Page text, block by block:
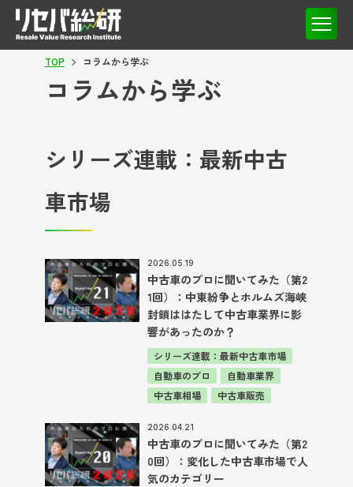
TOP コラムから学ぶ
コラムから学ぶ
シリーズ連載：最新中古
車市場
2026.05.19
中古車のプロに聞いてみた（第2
1回）：中東紛争とホルムズ海峡
封鎖ははたして中古車業界に影
響があったのか？
シリーズ連載：最新中古車市場
自動車のプロ
自動車業界
中古車相場
中古車販売
2026.04.21
中古車のプロに聞いてみた（第2
0回）：変化した中古車市場で人
気のカテゴリー